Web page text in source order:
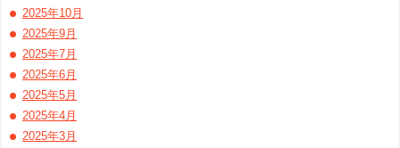
2025年10月
2025年9月
2025年7月
2025年6月
2025年5月
2025年4月
2025年3月